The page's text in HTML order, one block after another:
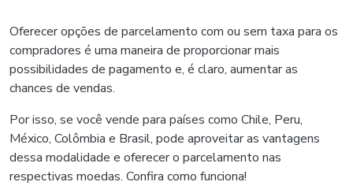
Oferecer opções de parcelamento com ou sem taxa para os
compradores é uma maneira de proporcionar mais
possibilidades de pagamento e, é claro, aumentar as
chances de vendas.
Por isso, se você vende para países como Chile, Peru,
México, Colômbia e Brasil, pode aproveitar as vantagens
dessa modalidade e oferecer o parcelamento nas
respectivas moedas. Confira como funciona!